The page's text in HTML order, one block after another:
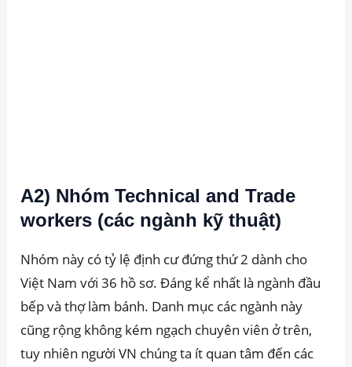
A2) Nhóm Technical and Trade
workers (các ngành kỹ thuật)
Nhóm này có tỷ lệ định cư đứng thứ 2 dành cho
Việt Nam với 36 hồ sơ. Đáng kể nhất là ngành đầu
bếp và thợ làm bánh. Danh mục các ngành này
cũng rộng không kém ngạch chuyên viên ở trên,
tuy nhiên người VN chúng ta ít quan tâm đến các